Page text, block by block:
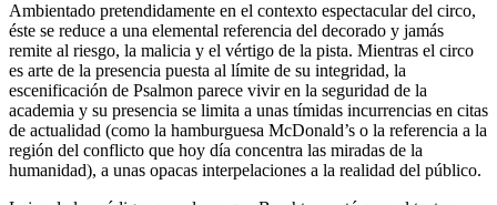
Ambientado pretendidamente en el contexto espectacular del circo,
éste se reduce a una elemental referencia del decorado y jamás
remite al riesgo, la malicia y el vértigo de la pista. Mientras el circo
es arte de la presencia puesta al límite de su integridad, la
escenificación de Psalmon parece vivir en la seguridad de la
academia y su presencia se limita a unas tímidas incurrencias en citas
de actualidad (como la hamburguesa McDonald’s o la referencia a la
región del conflicto que hoy día concentra las miradas de la
humanidad), a unas opacas interpelaciones a la realidad del público.